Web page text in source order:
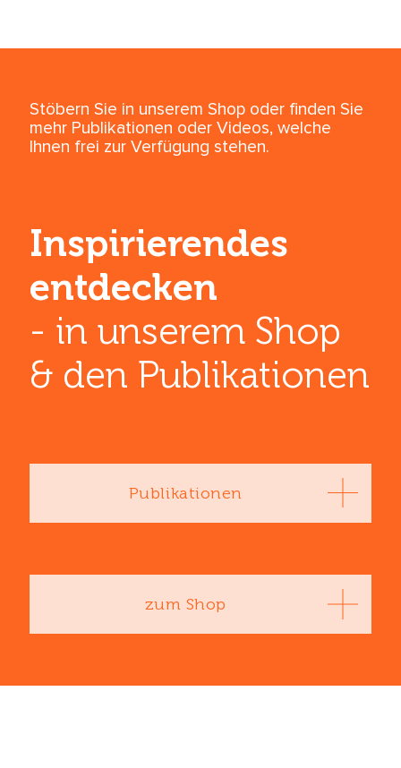
Stöbern Sie in unserem Shop oder finden Sie
mehr Publikationen oder Videos, welche
Ihnen frei zur Verfügung stehen.
Inspirierendes
entdecken
- in unserem Shop
& den ­Publikationen
Publikationen
zum Shop